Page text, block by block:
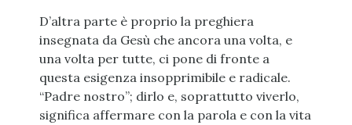
D’altra parte è proprio la preghiera
insegnata da Gesù che ancora una volta, e
una volta per tutte, ci pone di fronte a
questa esigenza insopprimibile e radicale.
“Padre nostro”; dirlo e, soprattutto viverlo,
significa affermare con la parola e con la vita